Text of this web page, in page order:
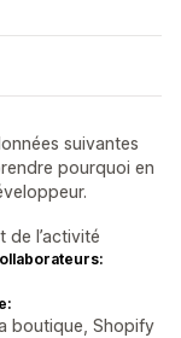
suivantes
pourquoi en
de l’activité
boutique, Shopify